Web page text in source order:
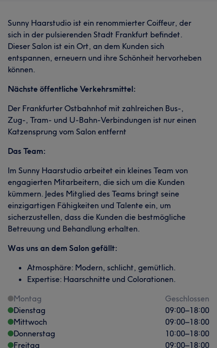
Sunny Haarstudio ist ein renommierter Coiffeur, der
sich in der pulsierenden Stadt Frankfurt befindet.
Dieser Salon ist ein Ort, an dem Kunden sich
entspannen, erneuern und ihre Schönheit hervorheben
können.
Nächste öffentliche Verkehrsmittel:
Der Frankfurter Ostbahnhof mit zahlreichen Bus-,
Zug-, Tram- und U-Bahn-Verbindungen ist nur einen
Katzensprung vom Salon entfernt
Das Team:
Im Sunny Haarstudio arbeitet ein kleines Team von
engagierten Mitarbeitern, die sich um die Kunden
kümmern. Jedes Mitglied des Teams bringt seine
einzigartigen Fähigkeiten und Talente ein, um
sicherzustellen, dass die Kunden die bestmögliche
Betreuung und Behandlung erhalten.
Was uns an dem Salon gefällt:
Atmosphäre: Modern, schlicht, gemütlich.
Expertise: Haarschnitte und Colorationen.
Montag
Geschlossen
Dienstag
09:00–18:00
Mittwoch
09:00–18:00
Donnerstag
10:00–18:00
Freitag
09:00–18:00